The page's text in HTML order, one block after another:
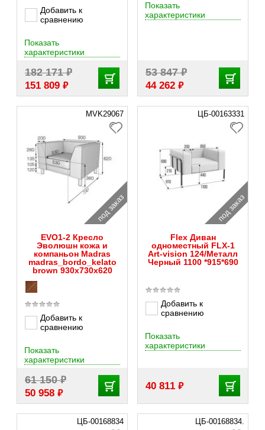
Добавить к
сравнению
182 171₽
151 809 ₽
Показать
характеристики
53 847₽
44 262 ₽
Показать
характеристики
MVK29067
под заказ
EVO1-2 Кресло
Эволюшн кожа и
компаньон Madras
madras_bordo_kelato
brown 930х730х620
Добавить к
сравнению
61 150₽
50 958 ₽
Показать
характеристики
ЦБ-00163331
под заказ
Flex Диван
одноместный FLX-1
Art-vision 124/Металл
Черный 1100 *915*690
Добавить к
сравнению
40 811 ₽
Показать
характеристики
ЦБ-00168834 ЦБ-00168834.